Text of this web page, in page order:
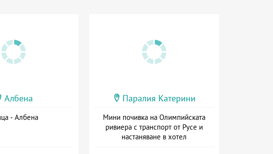
Албена
- Албена
Паралия Катерини
Мини почивка на Олимпийската
ривиера с транспорт от Русе и
настаняване в хотел